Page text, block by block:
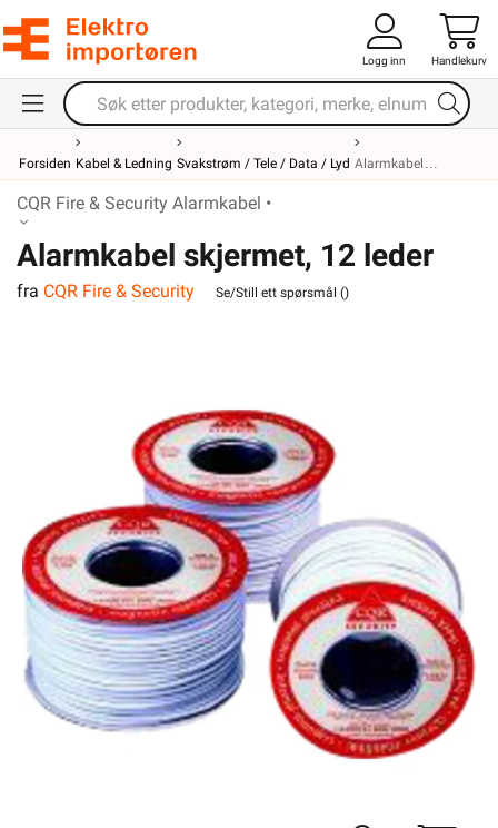
Logg inn Handlekurv
Forsiden Kabel & Ledning Svakstrøm / Tele / Data / Lyd Alarmkabel
CQR Fire & Security Alarmkabel •
Alarmkabel skjermet, 12 leder
fra CQR Fire & Security Se/Still ett spørsmål ()